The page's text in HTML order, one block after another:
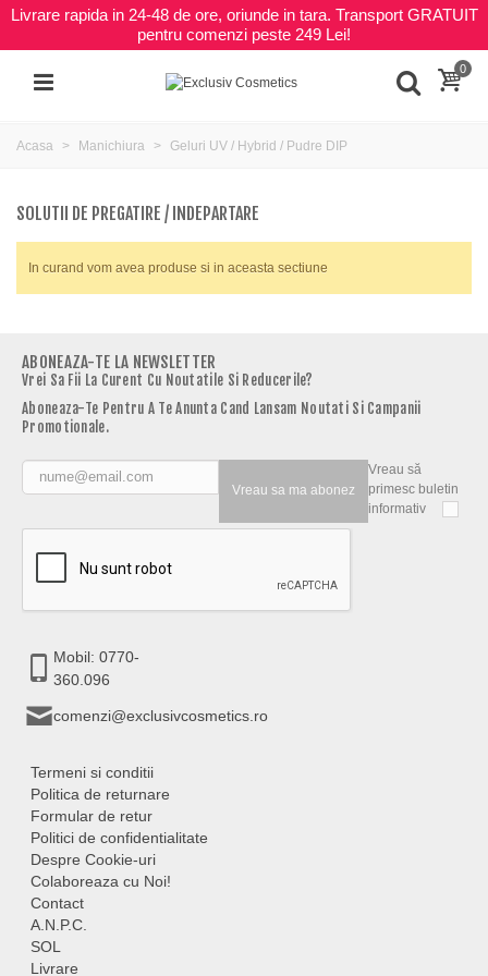
Livrare rapida in 24-48 de ore, oriunde in tara. Transport GRATUIT
pentru comenzi peste 249 Lei!
0
Acasa Manichiura Geluri UV / Hybrid / Pudre DIP
SOLUTII DE PREGATIRE / INDEPARTARE
In curand vom avea produse si in aceasta sectiune
ABONEAZA-TE LA NEWSLETTER
Vrei Sa Fii La Curent Cu Noutatile Si Reducerile?
Aboneaza-Te Pentru A Te Anunta Cand Lansam Noutati Si Campanii
Promotionale.
Vreau sa ma abonez
Vreau să
primesc buletin
informativ
Termeni si conditii
Politica de returnare
Formular de retur
Politici de confidentialitate
Despre Cookie-uri
Colaboreaza cu Noi!
Contact
A.N.P.C.
SOL
Livrare
Mobil: 0770-
360.096
comenzi@exclusivcosmetics.ro